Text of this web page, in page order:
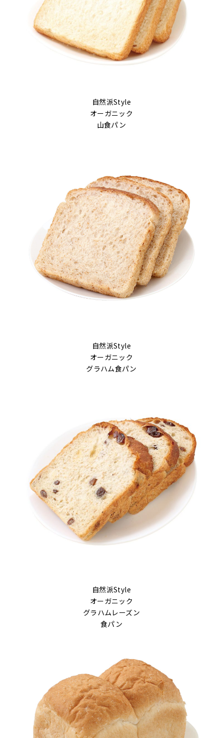
自然派Style
オーガニック
山食パン
自然派Style
オーガニック
グラハム食パン
自然派Style
オーガニック
グラハムレーズン
食パン